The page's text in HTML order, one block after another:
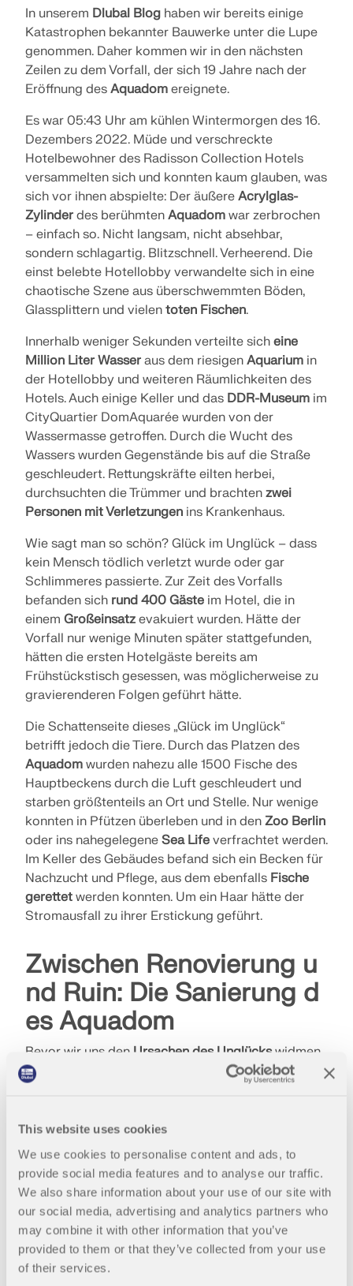
This website uses cookies
We use cookies to personalise content and ads, to
provide social media features and to analyse our traffic.
We also share information about your use of our site with
our social media, advertising and analytics partners who
may combine it with other information that you’ve
provided to them or that they’ve collected from your use
of their services.
In unserem Dlubal Blog haben wir bereits einige
Katastrophen bekannter Bauwerke unter die Lupe
genommen. Daher kommen wir in den nächsten
Zeilen zu dem Vorfall, der sich 19 Jahre nach der
Eröffnung des Aquadom ereignete.
Es war 05:43 Uhr am kühlen Wintermorgen des 16.
Dezembers 2022. Müde und verschreckte
Hotelbewohner des Radisson Collection Hotels
versammelten sich und konnten kaum glauben, was
sich vor ihnen abspielte: Der äußere Acrylglas-
Zylinder des berühmten Aquadom war zerbrochen
– einfach so. Nicht langsam, nicht absehbar,
sondern schlagartig. Blitzschnell. Verheerend. Die
einst belebte Hotellobby verwandelte sich in eine
chaotische Szene aus überschwemmten Böden,
Glassplittern und vielen toten Fischen.
Innerhalb weniger Sekunden verteilte sich eine
Million Liter Wasser aus dem riesigen Aquarium in
der Hotellobby und weiteren Räumlichkeiten des
Hotels. Auch einige Keller und das DDR-Museum im
CityQuartier DomAquarée wurden von der
Wassermasse getroffen. Durch die Wucht des
Wassers wurden Gegenstände bis auf die Straße
geschleudert. Rettungskräfte eilten herbei,
durchsuchten die Trümmer und brachten zwei
Personen mit Verletzungen ins Krankenhaus.
Wie sagt man so schön? Glück im Unglück – dass
kein Mensch tödlich verletzt wurde oder gar
Schlimmeres passierte. Zur Zeit des Vorfalls
befanden sich rund 400 Gäste im Hotel, die in
einem Großeinsatz evakuiert wurden. Hätte der
Vorfall nur wenige Minuten später stattgefunden,
hätten die ersten Hotelgäste bereits am
Frühstückstisch gesessen, was möglicherweise zu
gravierenderen Folgen geführt hätte.
Die Schattenseite dieses „Glück im Unglück“
betrifft jedoch die Tiere. Durch das Platzen des
Aquadom wurden nahezu alle 1500 Fische des
Hauptbeckens durch die Luft geschleudert und
starben größtenteils an Ort und Stelle. Nur wenige
konnten in Pfützen überleben und in den Zoo Berlin
oder ins nahegelegene Sea Life verfrachtet werden.
Im Keller des Gebäudes befand sich ein Becken für
Nachzucht und Pflege, aus dem ebenfalls Fische
gerettet werden konnten. Um ein Haar hätte der
Stromausfall zu ihrer Erstickung geführt.
Zwischen Renovierung u
nd Ruin: Die Sanierung d
es Aquadom
Bevor wir uns den Ursachen des Unglücks widmen,
ist es wichtig, einen Blick auf die umfangreichen
zu werfen, die zwischen 2019
Kosten hierfür beliefen sich auf rund
Euro
. Nach über einem Jahrzehnt ohne Probleme
kam es zu einer Undichtigkeit
, die behoben werden
musste. Daher wurde das Wasser aus dem
Aquarium abgelassen und die Fische
vorübergehend umquartiert.
Ein wichtiger Schritt war die Verhinderung von
Rissen im Acrylglas